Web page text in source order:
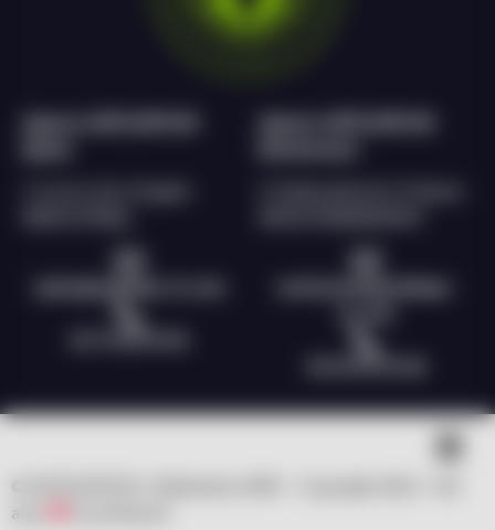
© ANTILOPE RH | Réalisation WSP – Copyright 2023 – fait
avec